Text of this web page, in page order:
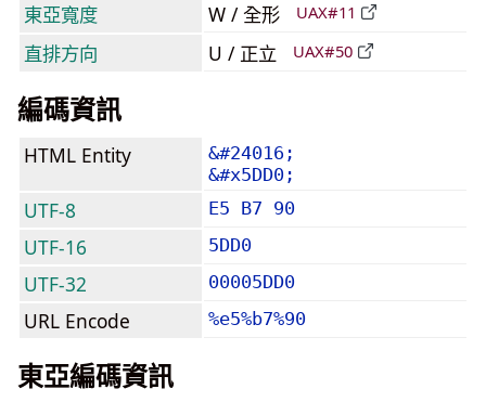
東亞寬度
W / 全形 UAX#11
直排方向 U / 正立 UAX#50
編碼資訊
HTML Entity
&#24016;
&#x5DD0;
UTF-8 E5 B7 90
UTF-16 5DD0
UTF-32 00005DD0
URL Encode %e5%b7%90
東亞編碼資訊